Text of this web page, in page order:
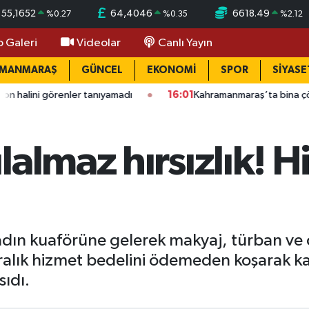
55,1652 %0.27 64,4046 %0.35 6618.49 %2.12
Galeri Videolar Canlı Yayın
GÜNCEL EKONOMİ SPOR
tanıyamadı 16:01 Kahramanmaraş’ta bina çöktü:
hırsızlık!
kuaförüne gelerek makyaj, türban ve
hizmet bedelini ödemeden koşarak